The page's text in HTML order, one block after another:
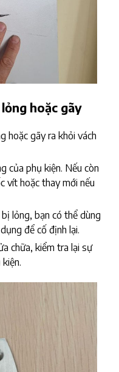
hoặc gãy
hoặc gãy ra khỏi vách
của phụ kiện. Nếu còn
vít hoặc thay mới nếu
lỏng, bạn có thể dùng
để cố định lại.
chữa, kiểm tra lại sự